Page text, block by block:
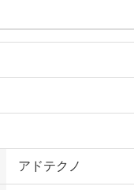
アドテクノ